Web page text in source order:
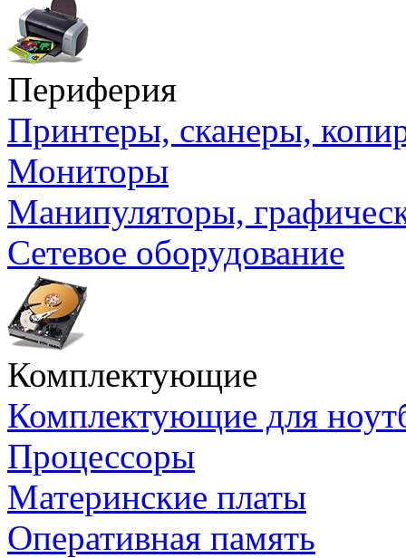
Периферия
Принтеры, сканеры,
Мониторы
Манипуляторы,
Сетевое оборудование
Комплектующие
Комплектующие для
Процессоры
Материнские платы
Оперативная память